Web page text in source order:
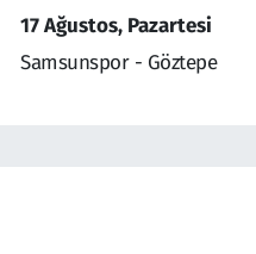
17 Ağustos, Pazartesi
Samsunspor - Göztepe